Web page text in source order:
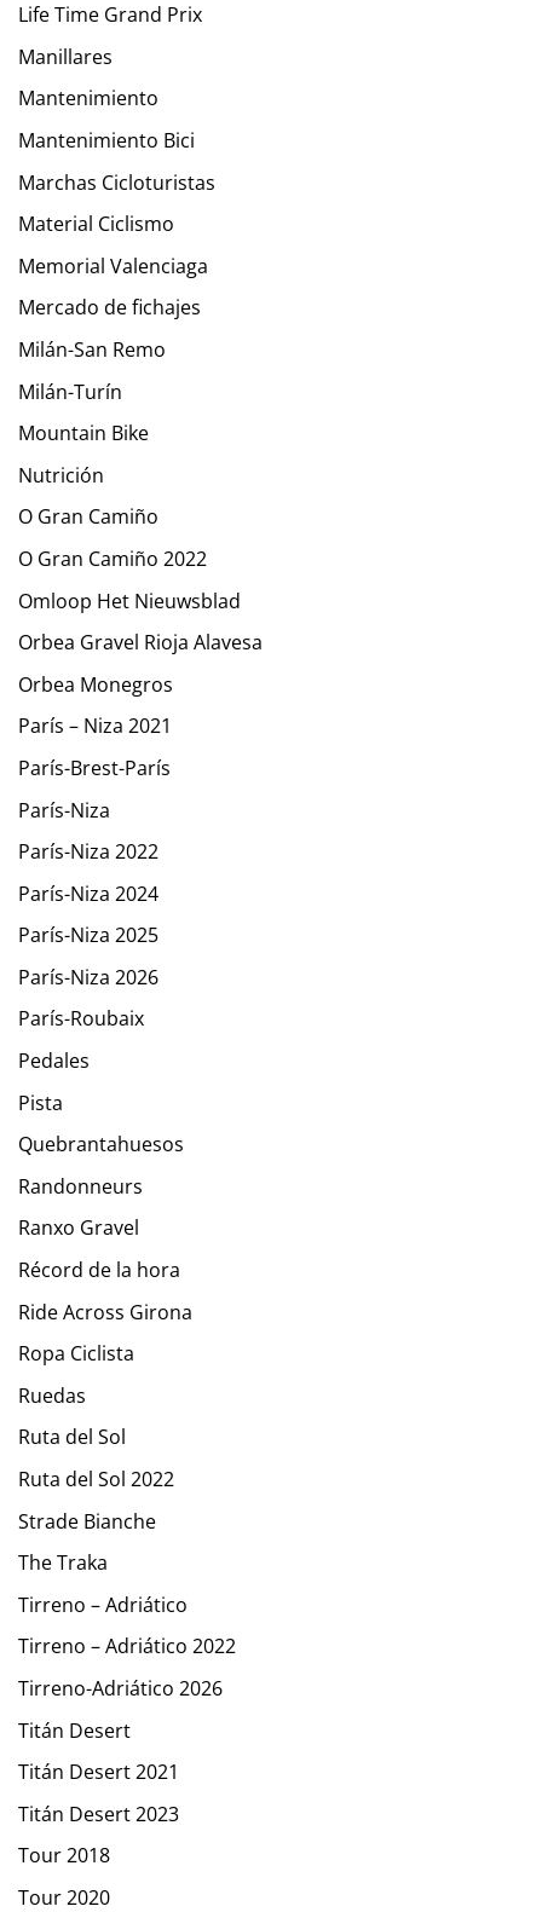
Life Time Grand Prix
Manillares
Mantenimiento
Mantenimiento Bici
Marchas Cicloturistas
Material Ciclismo
Memorial Valenciaga
Mercado de fichajes
Milán-San Remo
Milán-Turín
Mountain Bike
Nutrición
O Gran Camiño
O Gran Camiño 2022
Omloop Het Nieuwsblad
Orbea Gravel Rioja Alavesa
Orbea Monegros
París – Niza 2021
París-Brest-París
París-Niza
París-Niza 2022
París-Niza 2024
París-Niza 2025
París-Niza 2026
París-Roubaix
Pedales
Pista
Quebrantahuesos
Randonneurs
Ranxo Gravel
Récord de la hora
Ride Across Girona
Ropa Ciclista
Ruedas
Ruta del Sol
Ruta del Sol 2022
Strade Bianche
The Traka
Tirreno – Adriático
Tirreno – Adriático 2022
Tirreno-Adriático 2026
Titán Desert
Titán Desert 2021
Titán Desert 2023
Tour 2018
Tour 2020